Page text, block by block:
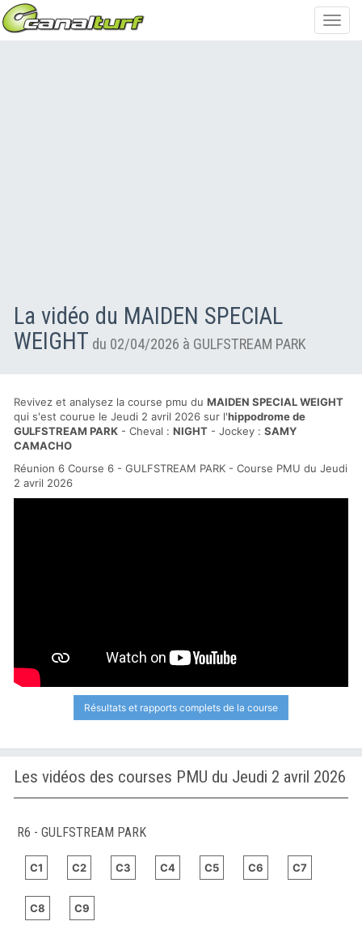
La vidéo du MAIDEN SPECIAL
WEIGHT du 02/04/2026 à GULFSTREAM PARK
Revivez et analysez la course pmu du MAIDEN SPECIAL WEIGHT
qui s'est courue le Jeudi 2 avril 2026 sur l'hippodrome de
GULFSTREAM PARK - Cheval : NIGHT - Jockey : SAMY
CAMACHO
Réunion 6 Course 6 - GULFSTREAM PARK - Course PMU du Jeudi
2 avril 2026
Résultats et rapports complets de la course
Les vidéos des courses PMU du Jeudi 2 avril 2026
R6 - GULFSTREAM PARK
C1 C2 C3 C4 C5 C6 C7
C8 C9